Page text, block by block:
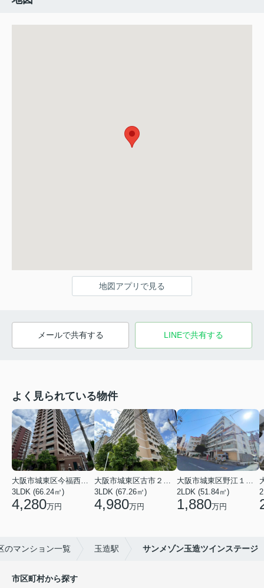
地図アプリで見る
メールで共有する LINEで共有する
よく見られている物件
大阪市城東区今福西６丁目
3LDK (66.24㎡)
4,280万円
大阪市城東区古市２丁目
3LDK (67.26㎡)
4,980万円
大阪市城東区野江１丁目
2LDK (51.84㎡)
1,880万円
のマンション一覧 玉造駅 サンメゾン玉造ツインステージ
市区町村から探す